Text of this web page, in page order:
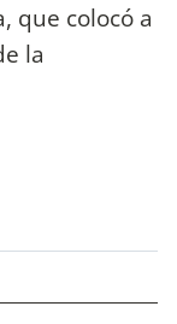
que colocó a
la